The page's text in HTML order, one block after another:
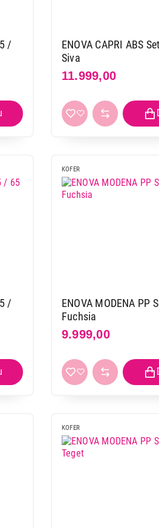
/
ENOVA CAPRI ABS
Siva
11.999,00
/
KOFER
ENOVA MODENA PP
Fuchsia
9.999,00
KOFER